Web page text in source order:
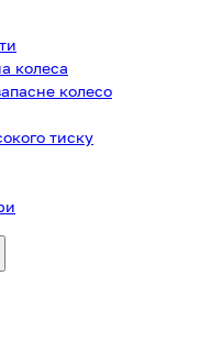
колеса
колесо
тиску